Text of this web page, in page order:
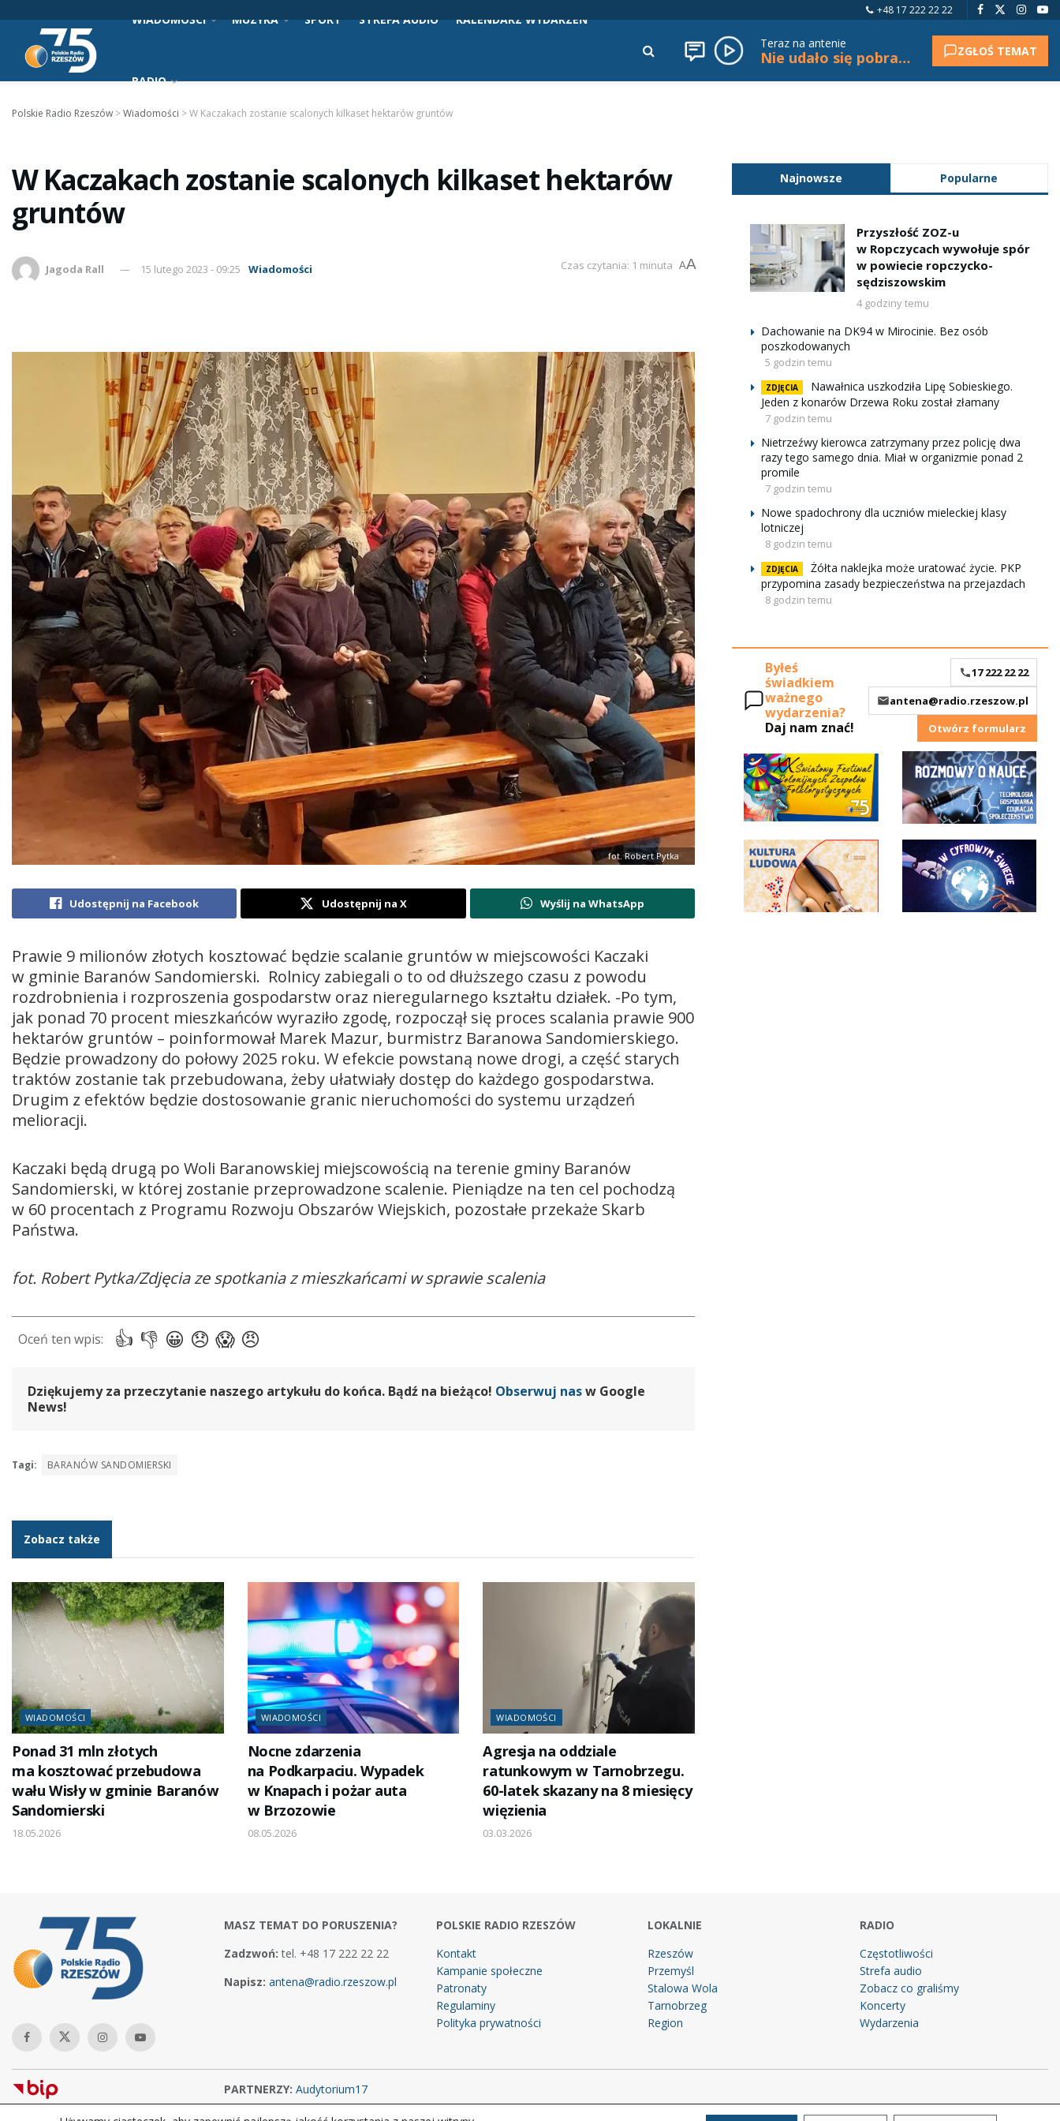
+48 17 222 22 22
WIADOMOŚCI MUZYKA SPORT STREFA AUDIO KALENDARZ WYDARZEŃ
RADIO
Teraz na antenie
Nie udało się pobrać tytułu. ZGŁOŚ TEMAT
Polskie Radio Rzeszów >Wiadomości >W Kaczakach zostanie scalonych kilkaset hektarów gruntów
W Kaczakach zostanie scalonych kilkaset hektarów
gruntów
Jagoda Rall 15 lutego 2023 - 09:25 Wiadomości Czas czytania: 1 minuta AA
fot. Robert Pytka
Udostępnij na Facebook Udostępnij na X Wyślij na WhatsApp
Prawie 9 milionów złotych kosztować będzie scalanie gruntów w miejscowości Kaczaki
w gminie Baranów Sandomierski. Rolnicy zabiegali o to od dłuższego czasu z powodu
rozdrobnienia i rozproszenia gospodarstw oraz nieregularnego kształtu działek. -Po tym,
jak ponad 70 procent mieszkańców wyraziło zgodę, rozpoczął się proces scalania prawie 900
hektarów gruntów – poinformował Marek Mazur, burmistrz Baranowa Sandomierskiego.
Będzie prowadzony do połowy 2025 roku. W efekcie powstaną nowe drogi, a część starych
traktów zostanie tak przebudowana, żeby ułatwiały dostęp do każdego gospodarstwa.
Drugim z efektów będzie dostosowanie granic nieruchomości do systemu urządzeń
melioracji.
Kaczaki będą drugą po Woli Baranowskiej miejscowością na terenie gminy Baranów
Sandomierski, w której zostanie przeprowadzone scalenie. Pieniądze na ten cel pochodzą
w 60 procentach z Programu Rozwoju Obszarów Wiejskich, pozostałe przekaże Skarb
Państwa.
fot. Robert Pytka/Zdjęcia ze spotkania z mieszkańcami w sprawie scalenia
Dziękujemy za przeczytanie naszego artykułu do końca. Bądź na bieżąco! Obserwuj nasw Google
News!
Tagi: BARANÓW SANDOMIERSKI
Zobacz także
WIADOMOŚCI
Ponad 31 mln złotych
ma kosztować przebudowa
wału Wisły w gminie Baranów
Sandomierski
18.05.2026
WIADOMOŚCI
Nocne zdarzenia
na Podkarpaciu. Wypadek
w Knapach i pożar auta
w Brzozowie
08.05.2026
WIADOMOŚCI
Agresja na oddziale
ratunkowym w Tarnobrzegu.
60-latek skazany na 8 miesięcy
więzienia
03.03.2026
Najnowsze Popularne
Przyszłość ZOZ-u
w Ropczycach wywołuje spór
w powiecie ropczycko-
sędziszowskim
4 godziny temu
Dachowanie na DK94 w Mirocinie. Bez osób
poszkodowanych
5 godzin temu
ZDJĘCIA
Nawałnica uszkodziła Lipę Sobieskiego.
Jeden z konarów Drzewa Roku został złamany
7 godzin temu
Nietrzeźwy kierowca zatrzymany przez policję dwa
razy tego samego dnia. Miał w organizmie ponad 2
promile
7 godzin temu
Nowe spadochrony dla uczniów mieleckiej klasy
lotniczej
8 godzin temu
ZDJĘCIA
Żółta naklejka może uratować życie. PKP
przypomina zasady bezpieczeństwa na przejazdach
8 godzin temu
Byłeś
świadkiem
ważnego
wydarzenia?
Daj nam znać!
17 222 22 22
antena@radio.rzeszow.pl
Otwórz formularz
MASZ TEMAT DO PORUSZENIA?
Zadzwoń: tel. +48 17 222 22 22
Napisz: antena@radio.rzeszow.pl
POLSKIE RADIO RZESZÓW
Kontakt
Kampanie społeczne
Patronaty
Regulaminy
Polityka prywatności
LOKALNIE
Rzeszów
Przemyśl
Stalowa Wola
Tarnobrzeg
Region
RADIO
Częstotliwości
Strefa audio
Zobacz co graliśmy
Koncerty
Wydarzenia
PARTNERZY: Audytorium17